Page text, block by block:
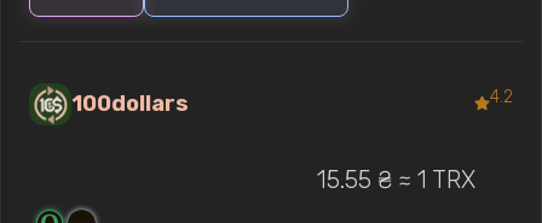
100dollars 4.2
15.55 ₴ ≈ 1 TRX